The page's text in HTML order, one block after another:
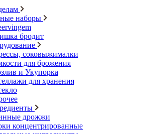
наборы
бродит
соковыжималки
для брожения
и Укупорка
для хранения
дрожжи
концентрированные